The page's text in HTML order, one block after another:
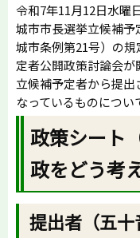
令和7年11月12日水曜
城市市長選挙立候補
城市条例第21号）の
定者公開政策討論会が
立候補予定者から提
なっているものについ
政策シート
政をどう考
提出者（五十